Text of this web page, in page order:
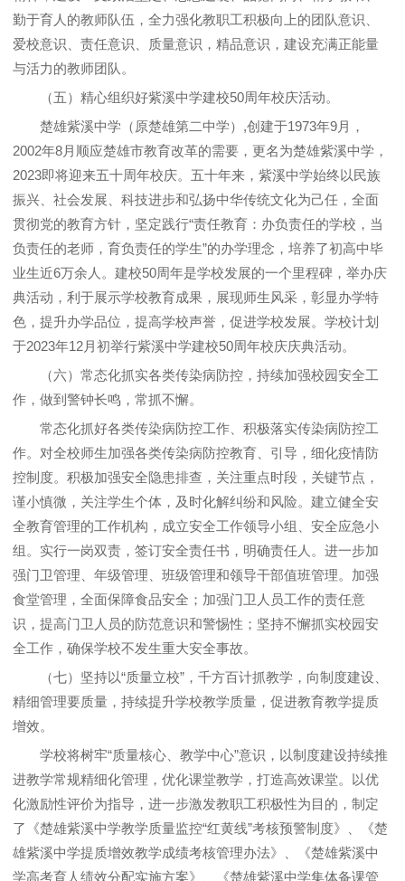
勤于育人的教师队伍，全力强化教职工积极向上的团队意识、
爱校意识、责任意识、质量意识，精品意识，建设充满正能量
与活力的教师团队。
（五）精心组织好紫溪中学建校50周年校庆活动。
楚雄紫溪中学（原楚雄第二中学）,创建于1973年9月，
2002年8月顺应楚雄市教育改革的需要，更名为楚雄紫溪中学，
2023即将迎来五十周年校庆。五十年来，紫溪中学始终以民族
振兴、社会发展、科技进步和弘扬中华传统文化为己任，全面
贯彻党的教育方针，坚定践行“责任教育：办负责任的学校，当
负责任的老师，育负责任的学生”的办学理念，培养了初高中毕
业生近6万余人。建校50周年是学校发展的一个里程碑，举办庆
典活动，利于展示学校教育成果，展现师生风采，彰显办学特
色，提升办学品位，提高学校声誉，促进学校发展。学校计划
于2023年12月初举行紫溪中学建校50周年校庆庆典活动。
（六）常态化抓实各类传染病防控，持续加强校园安全工
作，做到警钟长鸣，常抓不懈。
常态化抓好各类传染病防控工作、积极落实传染病防控工
作。对全校师生加强各类传染病防控教育、引导，细化疫情防
控制度。积极加强安全隐患排查，关注重点时段，关键节点，
谨小慎微，关注学生个体，及时化解纠纷和风险。建立健全安
全教育管理的工作机构，成立安全工作领导小组、安全应急小
组。实行一岗双责，签订安全责任书，明确责任人。进一步加
强门卫管理、年级管理、班级管理和领导干部值班管理。加强
食堂管理，全面保障食品安全；加强门卫人员工作的责任意
识，提高门卫人员的防范意识和警惕性；坚持不懈抓实校园安
全工作，确保学校不发生重大安全事故。
（七）坚持以“质量立校”，千方百计抓教学，向制度建设、
精细管理要质量，持续提升学校教学质量，促进教育教学提质
增效。
学校将树牢“质量核心、教学中心”意识，以制度建设持续推
进教学常规精细化管理，优化课堂教学，打造高效课堂。以优
化激励性评价为指导，进一步激发教职工积极性为目的，制定
了《楚雄紫溪中学教学质量监控“红黄线”考核预警制度》、《楚
雄紫溪中学提质增效教学成绩考核管理办法》、《楚雄紫溪中
学高考育人绩效分配实施方案》、《楚雄紫溪中学集体备课管